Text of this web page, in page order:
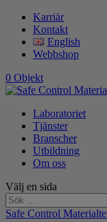
Karriär
Kontakt
English
Webbshop
0 Objekt
Laboratoriet
Tjänster
Branscher
Utbildning
Om oss
Välj en sida
Safe Control